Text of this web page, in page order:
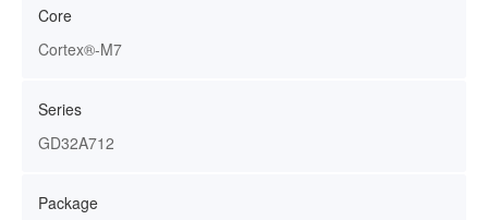
Core
Cortex®-M7
Series
GD32A712
Package